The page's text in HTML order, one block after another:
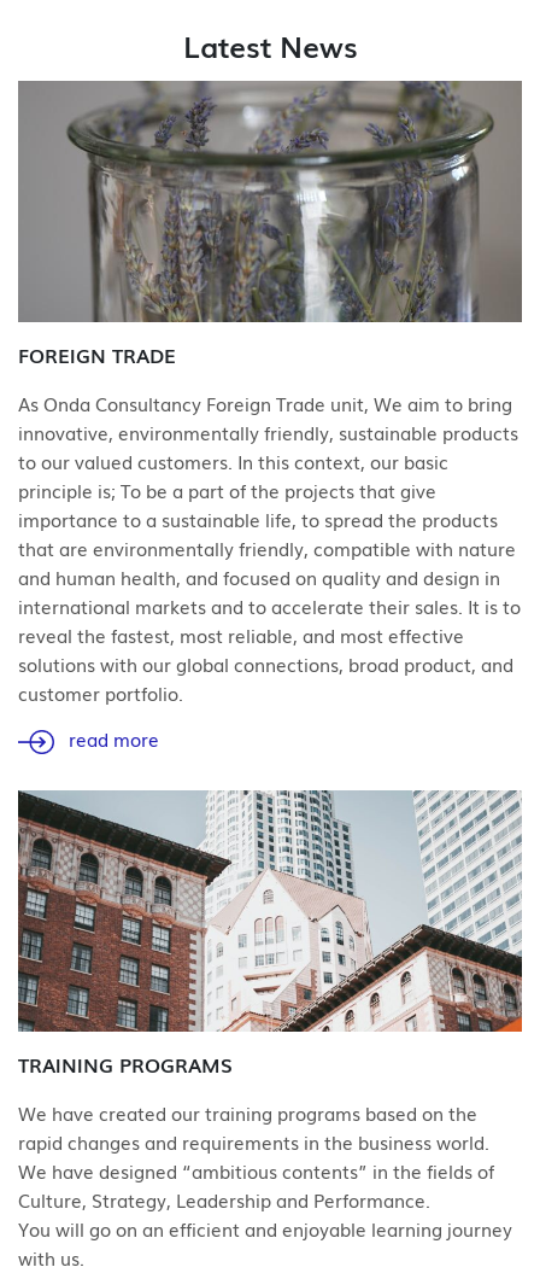
Latest News
FOREIGN TRADE
As Onda Consultancy Foreign Trade unit, We aim to bring
innovative, environmentally friendly, sustainable products
to our valued customers. In this context, our basic
principle is; To be a part of the projects that give
importance to a sustainable life, to spread the products
that are environmentally friendly, compatible with nature
and human health, and focused on quality and design in
international markets and to accelerate their sales. It is to
reveal the fastest, most reliable, and most effective
solutions with our global connections, broad product, and
customer portfolio.
read more
TRAINING PROGRAMS
We have created our training programs based on the
rapid changes and requirements in the business world.
We have designed “ambitious contents” in the fields of
Culture, Strategy, Leadership and Performance.
You will go on an efficient and enjoyable learning journey
with us.